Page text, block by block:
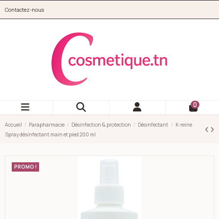
Contactez-nous
0
Accueil Parapharmacie Désinfection & protection Désinfectant
K-reine
Spray désinfectant main et pied 200 ml
PROMO !